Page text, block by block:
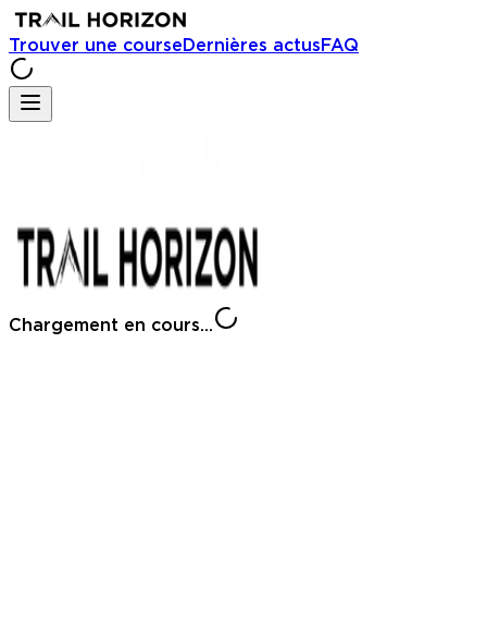
Trouver une courseDernières actusFAQ
Chargement en cours...